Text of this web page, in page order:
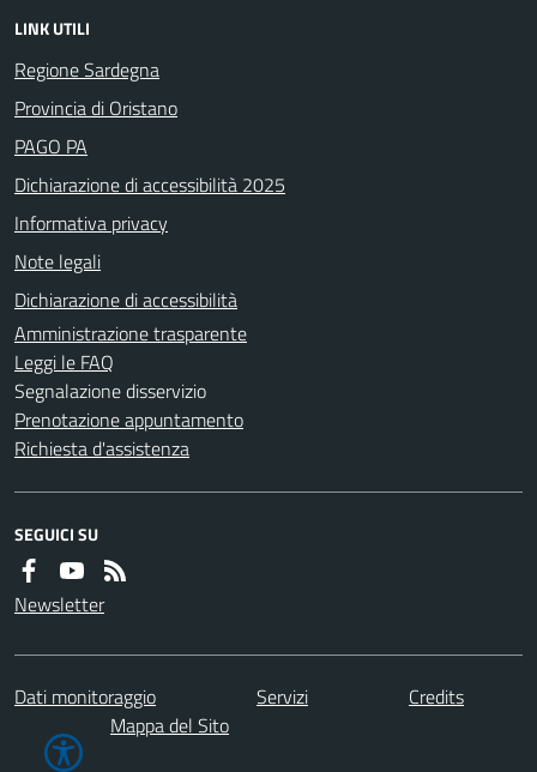
LINK UTILI
Regione Sardegna
Provincia di Oristano
PAGO PA
Dichiarazione di accessibilità 2025
Informativa privacy
Note legali
Dichiarazione di accessibilità
Amministrazione trasparente
Leggi le FAQ
Segnalazione disservizio
Prenotazione appuntamento
Richiesta d'assistenza
SEGUICI SU
Newsletter
Dati monitoraggio Servizi
Credits
Mappa del Sito